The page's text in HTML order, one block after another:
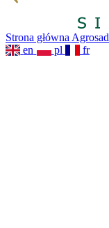
Strona główna Agrosad
en
pl fr